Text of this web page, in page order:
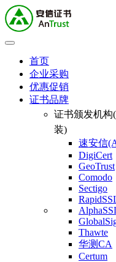
首页
企业采购
优惠促销
证书品牌
证书颁发机构
装)
速安信
DigiCert
GeoTrust
Comodo
Sectigo
Thawte
华测CA
Certum